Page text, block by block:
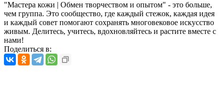
"Мастера кожи | Обмен творчеством и опытом" - это больше,
чем группа. Это сообщество, где каждый стежок, каждая идея
и каждый совет помогают сохранять многовековое искусство
живым. Делитесь, учитесь, вдохновляйтесь и растите вместе с
нами!
Поделиться в: